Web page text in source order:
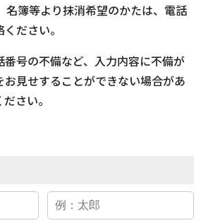
名簿等より抹消希望のかたは、電話
ださい。
号の不備など、入力内容に不備が
見せすることができない場合があ
さい。